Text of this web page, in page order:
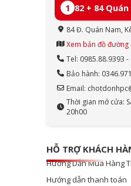
1 82 + 84
84 Đ. Quán Nam,
Xem bản đồ đường
Tel: 0985.88.9393
Bảo hành:
Email:
Thời gian mở cửa:
20h00
HỖ TRỢ KHÁCH
Hướng Dẫn Mua Hàng
Hướng dẫn thanh toán